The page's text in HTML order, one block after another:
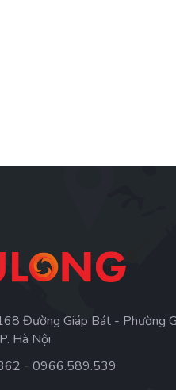
Đường Giáp Bát - Phường
Hà Nội
- 0966.589.539